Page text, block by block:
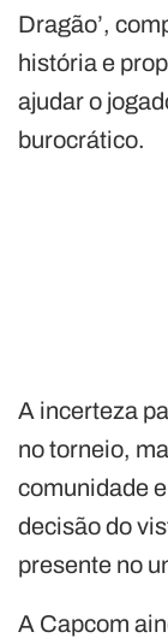
Dragão’,
história e
ajudar o
burocrático.
A incerteza
no torneio,
comunidade
decisão do
presente no
A Capcom